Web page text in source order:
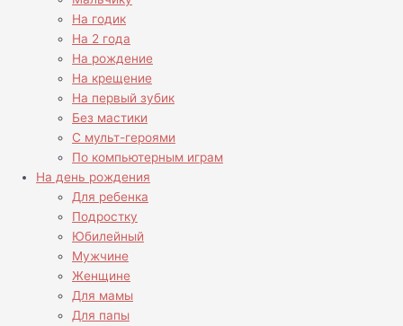
На годик
На 2 года
На рождение
На крещение
На первый зубик
Без мастики
С мульт-героями
По компьютерным играм
На день рождения
Для ребенка
Подростку
Юбилейный
Мужчине
Женщине
Для мамы
Для папы